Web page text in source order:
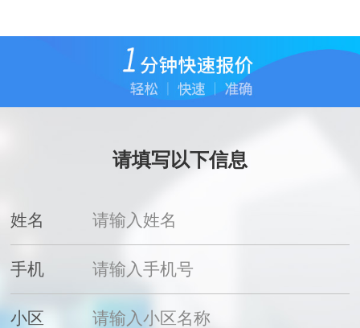
请填写以下信息
姓名
手机
小区